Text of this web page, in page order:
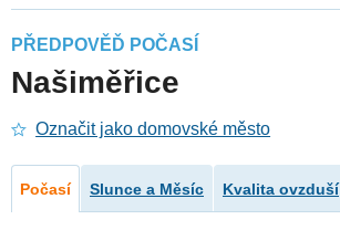
PŘEDPOVĚĎ POČASÍ
Našiměřice
Označit jako domovské město
Počasí Slunce a Měsíc Kvalita ovzduší